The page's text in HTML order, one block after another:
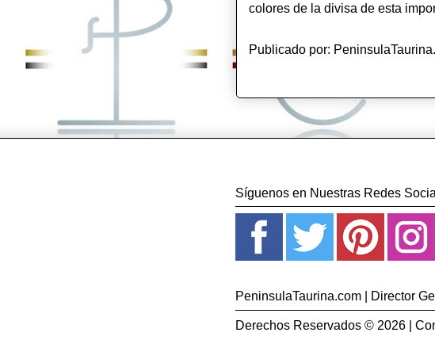
colores de la divisa de esta
Publicado por:
Síguenos en Nuestras Redes
PeninsulaTaurina.com | Director
Derechos Reservados © 2026 |